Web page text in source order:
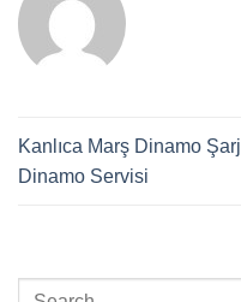
Kanlıca Marş Dinamo Şarj
Dinamo Servisi